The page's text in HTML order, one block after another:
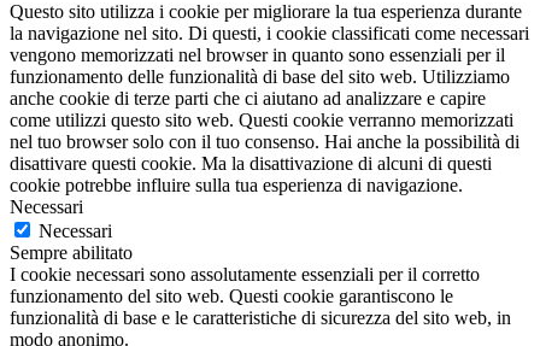
Questo sito utilizza i cookie per migliorare la tua esperienza durante
la navigazione nel sito. Di questi, i cookie classificati come necessari
vengono memorizzati nel browser in quanto sono essenziali per il
funzionamento delle funzionalità di base del sito web. Utilizziamo
anche cookie di terze parti che ci aiutano ad analizzare e capire
come utilizzi questo sito web. Questi cookie verranno memorizzati
nel tuo browser solo con il tuo consenso. Hai anche la possibilità di
disattivare questi cookie. Ma la disattivazione di alcuni di questi
cookie potrebbe influire sulla tua esperienza di navigazione.
Necessari
Necessari
Sempre abilitato
I cookie necessari sono assolutamente essenziali per il corretto
funzionamento del sito web. Questi cookie garantiscono le
funzionalità di base e le caratteristiche di sicurezza del sito web, in
modo anonimo.